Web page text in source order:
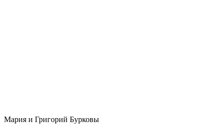
Мария и Григорий Бурковы